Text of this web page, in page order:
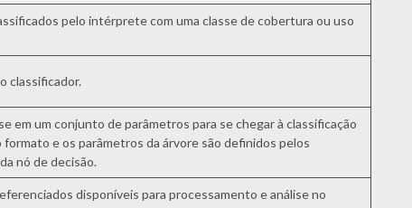
pelo intérprete com uma classe de cobertura ou uso
classificador.
em um conjunto de parâmetros para se chegar à classificação
e os parâmetros da árvore são definidos pelos
nó de decisão.
disponíveis para processamento e análise no